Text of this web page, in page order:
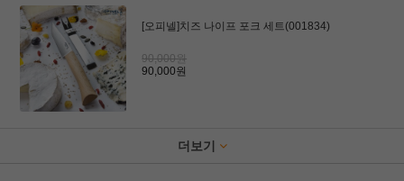
[오피넬]치즈 나이프 포크 세트(001834)
90,000원
90,000원
더보기